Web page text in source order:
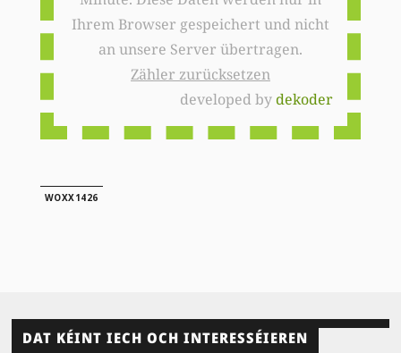
Ihrem Browser gespeichert und nicht
an unsere Server übertragen.
Zähler zurücksetzen
developed bydekoder
WOXX1426
DAT KÉINT IECH OCH INTERESSÉIEREN